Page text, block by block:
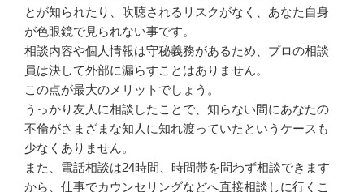
とが知られたり、吹聴されるリスクがなく、あなた自身
が色眼鏡で見られない事です。
相談内容や個人情報は守秘義務があるため、プロの相談
員は決して外部に漏らすことはありません。
この点が最大のメリットでしょう。
うっかり友人に相談したことで、知らない間にあなたの
不倫がさまざまな知人に知れ渡っていたというケースも
少なくありません。
また、電話相談は24時間、時間帯を問わず相談できます
から、仕事でカウンセリングなどへ直接相談しに行くこ